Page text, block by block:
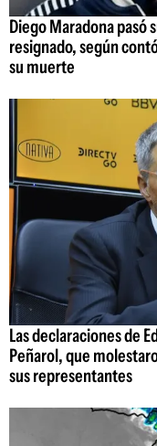
Diego Maradona pasó
resignado, según
su muerte
Las declaraciones de
Peñarol, que
sus representantes